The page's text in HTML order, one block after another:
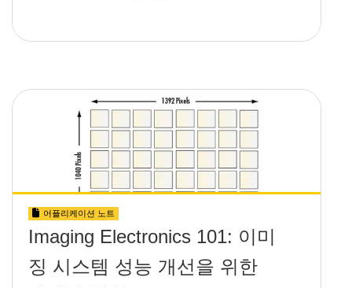
어플리케이션 노트
Imaging Electronics 101: 이미
징 시스템 성능 개선을 위한